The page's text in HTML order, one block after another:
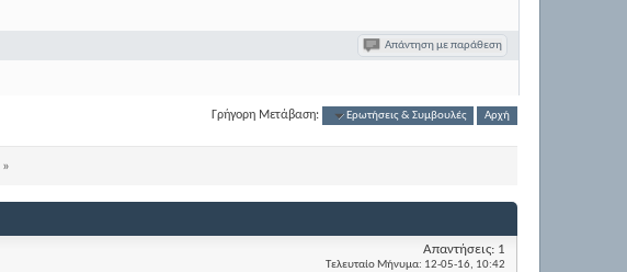
Απάντηση με παράθεση
Γρήγορη Μετάβαση: Ερωτήσεις & Συμβουλές Αρχή
»
Απαντήσεις:1
Τελευταίο Μήνυμα: 12-05-16, 10:42